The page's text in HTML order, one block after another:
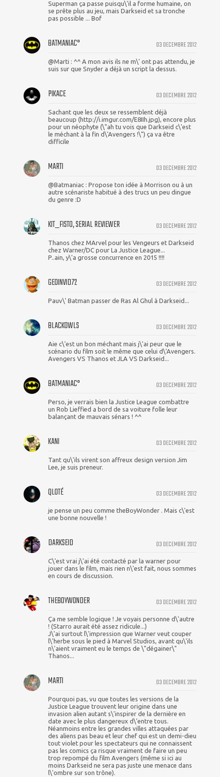
Superman ça passe puisqu\'il a forme humaine, on
se prête plus au jeu, mais Darkseid et sa tronche
pas possible ... Bof
03 DECEMBRE 2012
BATMANIAC°
@Marti : ^^ A mon avis ils ne m\' ont pas attendu, je
suis sur que Snyder a déjà un script la dessus.
03 DECEMBRE 2012
PIKACE
Sachant que les deux se ressemblent déjà
beaucoup (http://i.imgur.com/E8IIh.jpg), encore plus
pour un néophyte (\"ah tu vois que Darkseid c\'est
le méchant à la fin d\'Avengers !\") ça va être
difficile
03 DECEMBRE 2012
MARTI
@Batmaniac : Propose ton idée à Morrison ou à un
autre scénariste habitué à des trucs un peu dingue
du genre :D
03 DECEMBRE 2012
KIT_FISTO, SERIAL REVIEWER
Thanos chez MArvel pour les Vengeurs et Darkseid
chez Warner/DC pour La Justice League...
P..ain, y\'a grosse concurrence en 2015 !!!!
03 DECEMBRE 2012
GEOINVID72
Pauv\' Batman passer de Ras Al Ghul à Darkseid...
03 DECEMBRE 2012
BLACKOWLS
Aie c\'est un bon méchant mais j\'ai peur que le
scénario du film soit le même que celui d\'Avengers.
Avengers VS Thanos et JLA VS Darkseid...
03 DECEMBRE 2012
BATMANIAC°
Perso, je verrais bien la Justice League combattre
un Rob Lieffied a bord de sa voiture folle leur
balançant de mauvais sénars ! ^^
03 DECEMBRE 2012
KANI
Tant qu\'ils virent son affreux design version Jim
Lee, je suis preneur.
03 DECEMBRE 2012
QLOTÉ
je pense un peu comme theBoyWonder . Mais c\'est
une bonne nouvelle !
03 DECEMBRE 2012
DARKSEID
C\'est vrai j\'ai été contacté par la warner pour
jouer dans le film, mais rien n\'est fait, nous sommes
en cours de discussion.
03 DECEMBRE 2012
THEBOYWONDER
Ça me semble logique ! Je voyais personne d\'autre
! (Starro aurait été assez ridicule...)
J\'ai surtout l\'impression que Warner veut couper
l\'herbe sous le pied à Marvel Studios, avant qu\'ils
n\'aient vraiment eu le temps de \"dégainer\"
Thanos...
03 DECEMBRE 2012
MARTI
Pourquoi pas, vu que toutes les versions de la
Justice League trouvent leur origine dans une
invasion alien autant s\'inspirer de la dernière en
date avec le plus dangereux d\'entre tous.
Néanmoins entre les grandes villes attaquées par
des aliens pas beau et leur chef qui est un demi-dieu
tout violet pour les spectateurs qui ne connaissent
pas les comics ça risque vraiment de faire un peu
trop repompé du film Avengers (même si ici au
moins Darkseid ne sera pas juste une menace dans
l\'ombre sur son trône).